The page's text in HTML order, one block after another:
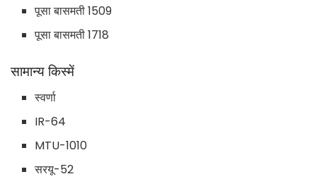
पूसा बासमती 1509
पूसा बासमती 1718
सामान्य किस्में
स्वर्णा
IR-64
MTU-1010
सरयू-52